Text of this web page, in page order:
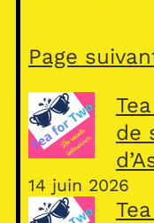
Page
de
14 juin 2026